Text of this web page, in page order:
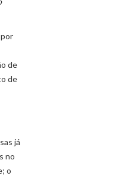
de
de
já
no
o